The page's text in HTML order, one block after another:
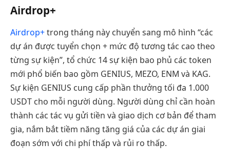
Airdrop+
Airdrop+trong tháng này chuyển sang mô hình “các
dự án được tuyển chọn + mức độ tương tác cao theo
từng sự kiện”, tổ chức 14 sự kiện bao phủ các token
mới phổ biến bao gồm GENIUS, MEZO, ENM và KAG.
Sự kiện GENIUS cung cấp phần thưởng tối đa 1.000
USDT cho mỗi người dùng. Người dùng chỉ cần hoàn
thành các tác vụ gửi tiền và giao dịch cơ bản để tham
gia, nắm bắt tiềm năng tăng giá của các dự án giai
đoạn sớm với chi phí thấp và rủi ro thấp.